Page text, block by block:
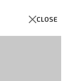
CLOSE